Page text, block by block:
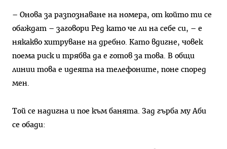
– Онова за разпознаване на номера, от който ти се
обаждат – заговори Ред като че ли на себе си, – е
някакво хитруване на дребно. Като вдигне, човек
поема риск и трябва да е готов за това. В общи
линии това е идеята на телефоните, поне според
мен.
Той се надигна и пое към банята. Зад гърба му Аби
се обади: